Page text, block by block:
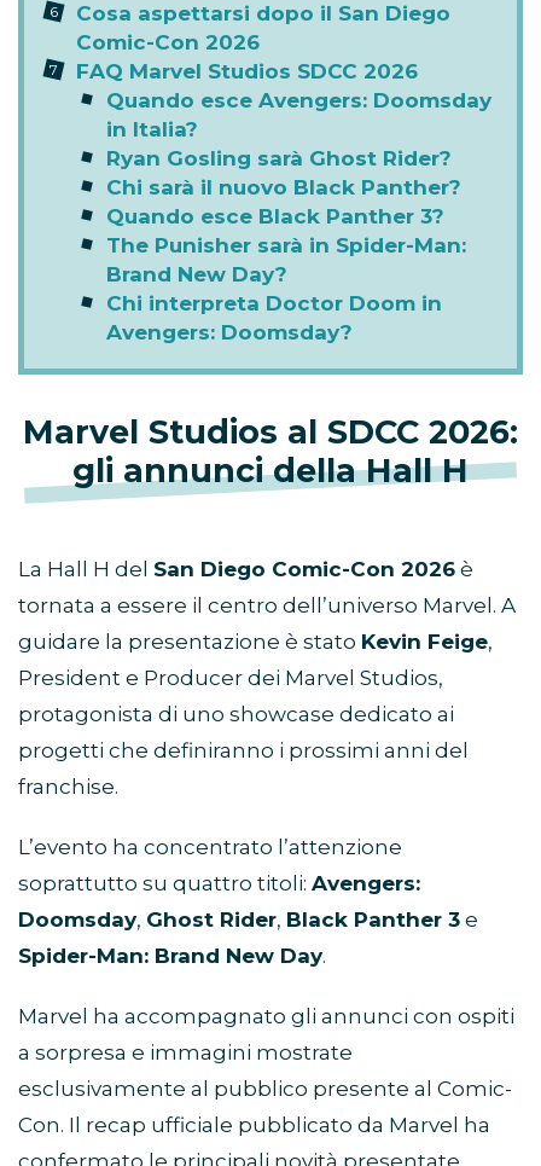
Cosa aspettarsi dopo il San Diego
Comic-Con 2026
FAQ Marvel Studios SDCC 2026
Quando esce Avengers: Doomsday
in Italia?
Ryan Gosling sarà Ghost Rider?
Chi sarà il nuovo Black Panther?
Quando esce Black Panther 3?
The Punisher sarà in Spider-Man:
Brand New Day?
Chi interpreta Doctor Doom in
Avengers: Doomsday?
Marvel Studios al SDCC 2026:
gli annunci della Hall H
La Hall H del San Diego Comic-Con 2026 è
tornata a essere il centro dell’universo Marvel. A
guidare la presentazione è stato Kevin Feige,
President e Producer dei Marvel Studios,
protagonista di uno showcase dedicato ai
progetti che definiranno i prossimi anni del
franchise.
L’evento ha concentrato l’attenzione
soprattutto su quattro titoli: Avengers:
Doomsday, Ghost Rider, Black Panther 3 e
Spider-Man: Brand New Day.
Marvel ha accompagnato gli annunci con ospiti
a sorpresa e immagini mostrate
esclusivamente al pubblico presente al Comic-
Con. Il recap ufficiale pubblicato da Marvel ha